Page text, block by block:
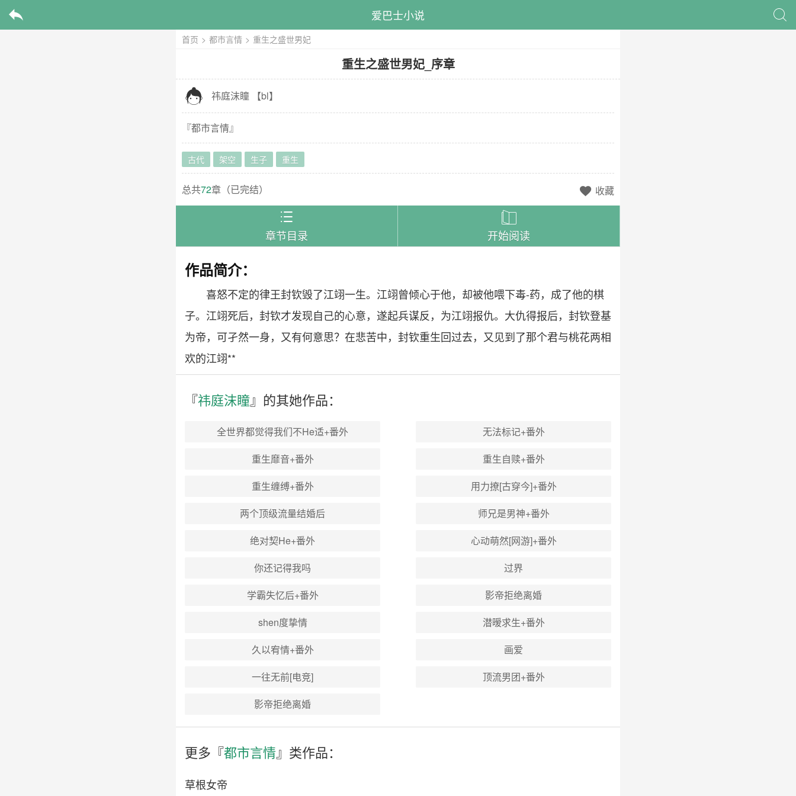
 爱巴士小说 
首页 > 都市言情 > 重生之盛世男妃
重生之盛世男妃_ 序章
 祎庭沫瞳 【bl】
『都市言情』
古代 架空 生子 重生
总共72章（已完结）  收藏

章节目录

开始阅读
作品简介：
喜怒不定的律王封钦毁了江翊一生。江翊曾倾心于他，却被他喂下毒-药，成了他的棋
子。江翊死后，封钦才发现自己的心意，遂起兵谋反，为江翊报仇。大仇得报后，封钦登基
为帝，可孑然一身，又有何意思？在悲苦中，封钦重生回过去，又见到了那个君与桃花两相
欢的江翊**
『祎庭沫瞳』的其她作品：
全世界都觉得我们不He适+番外
无法标记+番外
重生靡音+番外
重生自赎+番外
重生缠缚+番外
用力撩[古穿今]+番外
两个顶级流量结婚后
师兄是男神+番外
绝对契He+番外
心动萌然[网游]+番外
你还记得我吗
过界
学霸失忆后+番外
影帝拒绝离婚
shen度挚情
潜暧求生+番外
久以宥情+番外
画爱
一往无前[电竞]
顶流男团+番外
影帝拒绝离婚
更多『都市言情』类作品：
草根女帝